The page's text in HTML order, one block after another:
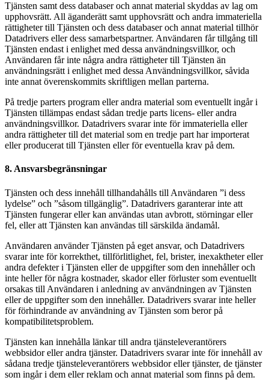
Tjänsten samt dess databaser och annat material skyddas av lag om
upphovsrätt. All äganderätt samt upphovsrätt och andra immateriella
rättigheter till Tjänsten och dess databaser och annat material tillhör
Datadrivers eller dess samarbetspartner. Användaren får tillgång till
Tjänsten endast i enlighet med dessa användningsvillkor, och
Användaren får inte några andra rättigheter till Tjänsten än
användningsrätt i enlighet med dessa Användningsvillkor, såvida
inte annat överenskommits skriftligen mellan parterna.
På tredje parters program eller andra material som eventuellt ingår i
Tjänsten tillämpas endast sådan tredje parts licens- eller andra
användningsvillkor. Datadrivers svarar inte för immateriella eller
andra rättigheter till det material som en tredje part har importerat
eller producerat till Tjänsten eller för eventuella krav på dem.
8. Ansvarsbegränsningar
Tjänsten och dess innehåll tillhandahålls till Användaren ”i dess
lydelse” och ”såsom tillgänglig”. Datadrivers garanterar inte att
Tjänsten fungerar eller kan användas utan avbrott, störningar eller
fel, eller att Tjänsten kan användas till särskilda ändamål.
Användaren använder Tjänsten på eget ansvar, och Datadrivers
svarar inte för korrekthet, tillförlitlighet, fel, brister, inexaktheter eller
andra defekter i Tjänsten eller de uppgifter som den innehåller och
inte heller för några kostnader, skador eller förluster som eventuellt
orsakas till Användaren i anledning av användningen av Tjänsten
eller de uppgifter som den innehåller. Datadrivers svarar inte heller
för förhindrande av användning av Tjänsten som beror på
kompatibilitetsproblem.
Tjänsten kan innehålla länkar till andra tjänsteleverantörers
webbsidor eller andra tjänster. Datadrivers svarar inte för innehåll av
sådana tredje tjänsteleverantörers webbsidor eller tjänster, de tjänster
som ingår i dem eller reklam och annat material som finns på dem.